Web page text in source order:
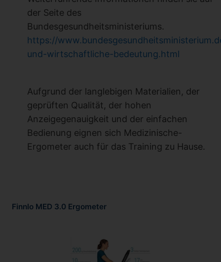
der Seite des
Bundesgesundheitsministeriums.
https://
und-wirtschaftliche-bedeutung.html
Aufgrund der langlebigen Materialien, der
geprüften Qualität, der hohen
Anzeigegenauigkeit und der einfachen
Bedienung eignen sich Medizinische-
Ergometer auch für das Training zu Hause.
Finnlo MED 3.0 Ergometer